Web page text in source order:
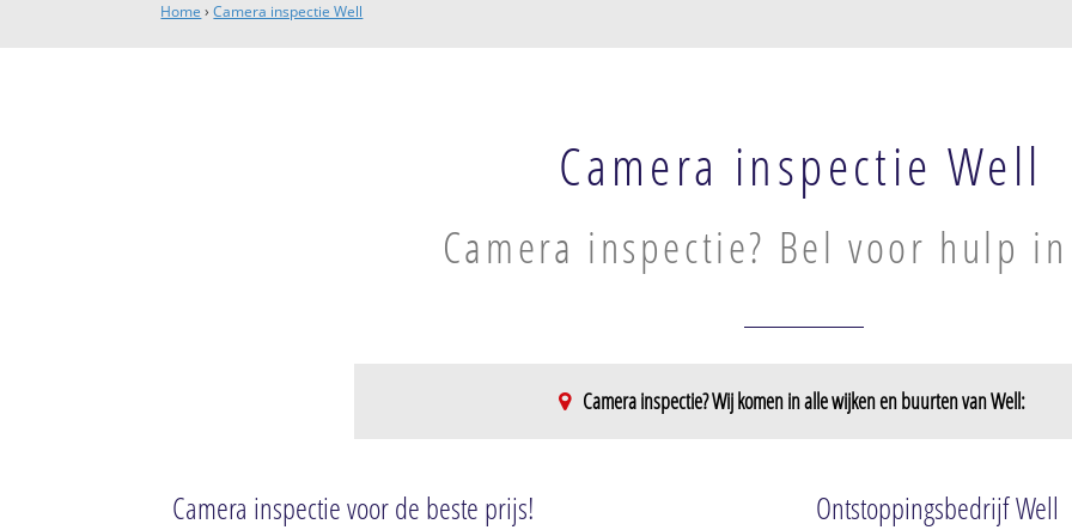
Home ›Camera inspectie Well
Camera inspectie Well
Camera inspectie? Bel voor hulp
Camera inspectie? Wij komen in alle wijken en buurten van Well:
Well-West
Camera inspectie voor de beste prijs! Ontstoppingsbedrijf Well